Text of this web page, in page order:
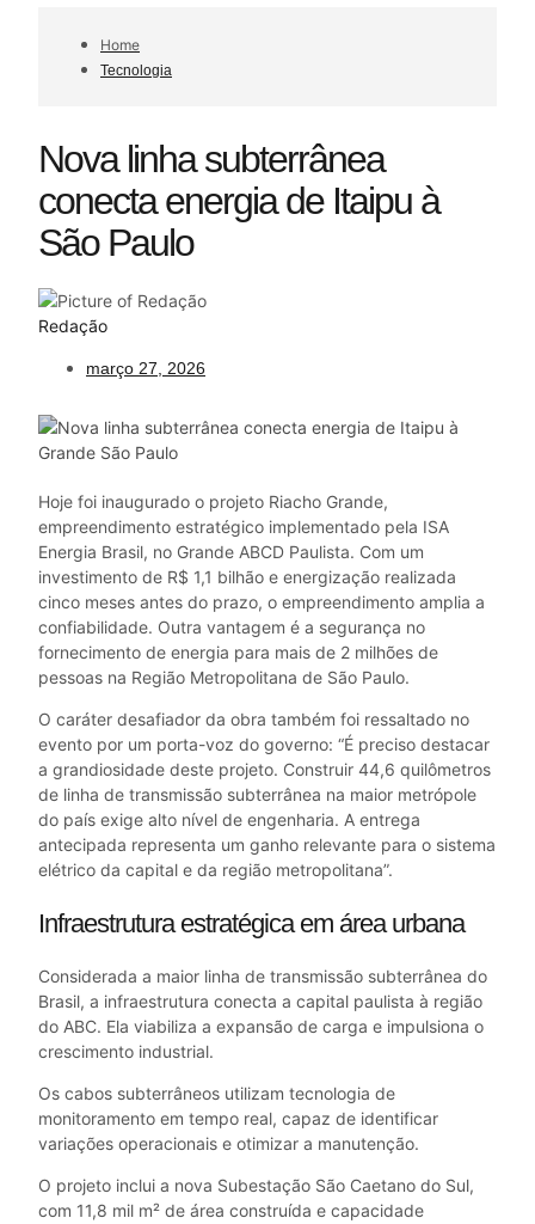
Home
Tecnologia
Nova linha subterrânea
conecta energia de Itaipu à
São Paulo
Redação
março 27, 2026
Hoje foi inaugurado o projeto Riacho Grande,
empreendimento estratégico implementado pela ISA
Energia Brasil, no Grande ABCD Paulista. Com um
investimento de R$ 1,1 bilhão e energização realizada
cinco meses antes do prazo, o empreendimento amplia a
confiabilidade. Outra vantagem é a segurança no
fornecimento de energia para mais de 2 milhões de
pessoas na Região Metropolitana de São Paulo.
O caráter desafiador da obra também foi ressaltado no
evento por um porta-voz do governo: “É preciso destacar
a grandiosidade deste projeto. Construir 44,6 quilômetros
de linha de transmissão subterrânea na maior metrópole
do país exige alto nível de engenharia. A entrega
antecipada representa um ganho relevante para o sistema
elétrico da capital e da região metropolitana”.
Infraestrutura estratégica em área urbana
Considerada a maior linha de transmissão subterrânea do
Brasil, a infraestrutura conecta a capital paulista à região
do ABC. Ela viabiliza a expansão de carga e impulsiona o
crescimento industrial.
Os cabos subterrâneos utilizam tecnologia de
monitoramento em tempo real, capaz de identificar
variações operacionais e otimizar a manutenção.
O projeto inclui a nova Subestação São Caetano do Sul,
com 11,8 mil m² de área construída e capacidade